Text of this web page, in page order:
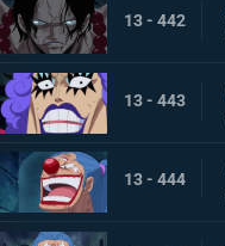
13 - 442
13 - 443
13 - 444